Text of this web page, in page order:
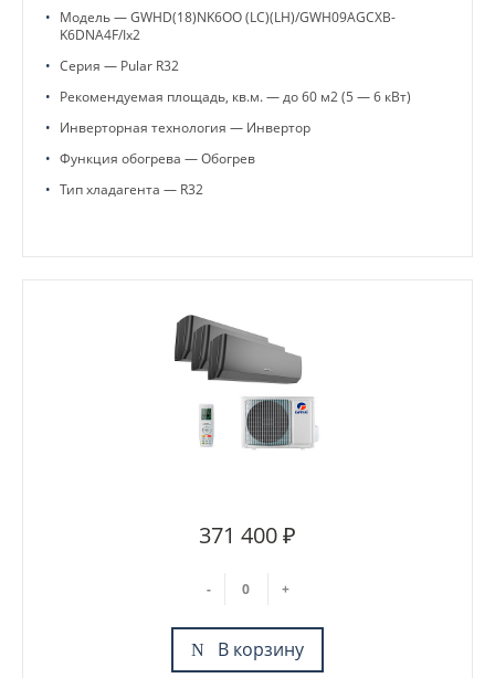
• Модель — GWHD(18)NK6OO (LC)(LH)/GWH09AGCXB-
K6DNA4F/Ix2
• Серия — Pular R32
• Рекомендуемая площадь, кв.м. — до 60 м2 (5 — 6 кВт)
• Инверторная технология — Инвертор
• Функция обогрева — Обогрев
• Тип хладагента — R32
371 400 ₽
- +
В корзину